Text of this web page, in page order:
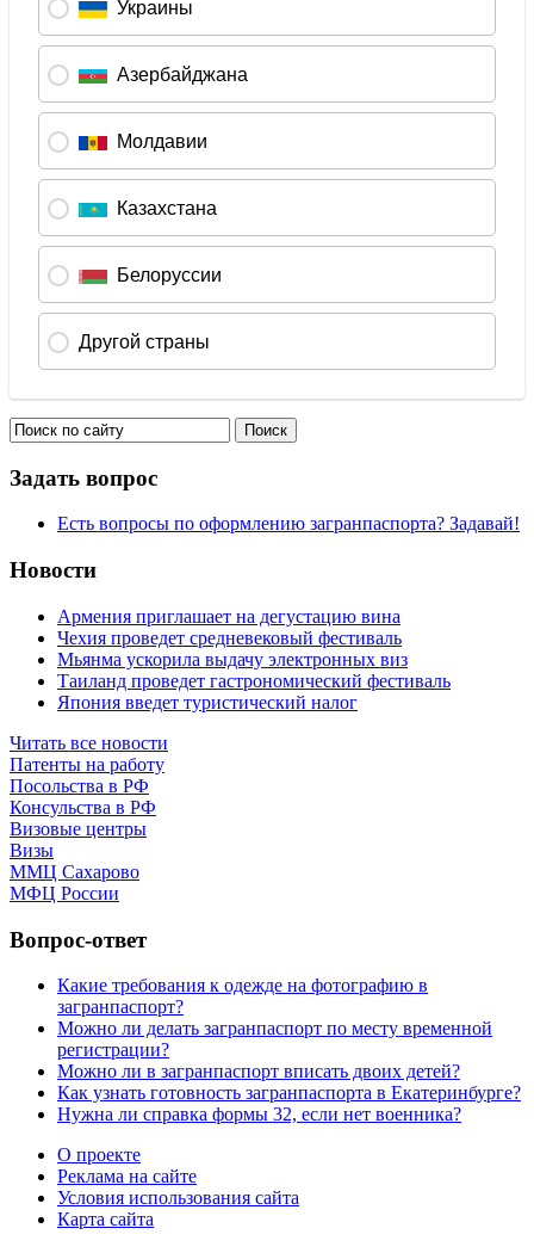
Задать вопрос
Есть вопросы по оформлению загранпаспорта? Задавай!
Новости
Армения приглашает на дегустацию вина
Чехия проведет средневековый фестиваль
Мьянма ускорила выдачу электронных виз
Таиланд проведет гастрономический фестиваль
Япония введет туристический налог
Читать все новости
Патенты на работу
Посольства в РФ
Консульства в РФ
Визовые центры
Визы
ММЦ Сахарово
МФЦ России
Вопрос-ответ
Какие требования к одежде на фотографию в
загранпаспорт?
Можно ли делать загранпаспорт по месту временной
регистрации?
Можно ли в загранпаспорт вписать двоих детей?
Как узнать готовность загранпаспорта в Екатеринбурге?
Нужна ли справка формы 32, если нет военника?
О проекте
Реклама на сайте
Условия использования сайта
Карта сайта